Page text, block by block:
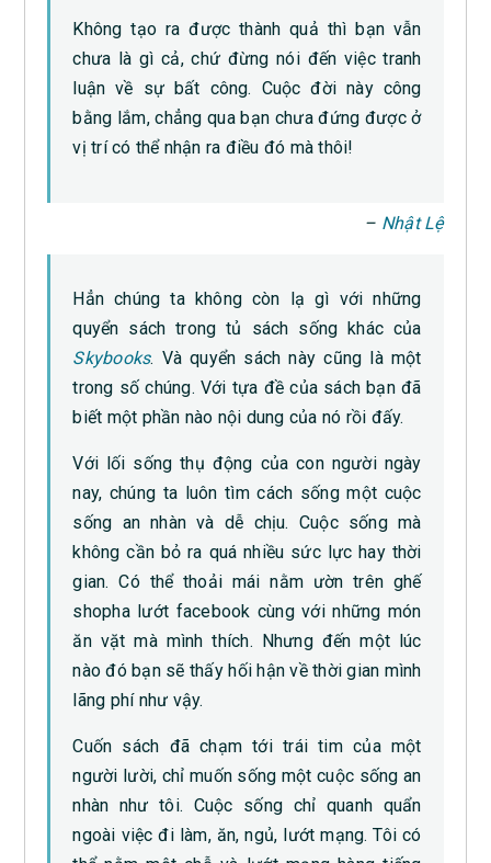
Không tạo ra được thành quả thì bạn vẫn
chưa là gì cả, chứ đừng nói đến việc tranh
luận về sự bất công. Cuộc đời này công
bằng lắm, chẳng qua bạn chưa đứng được ở
vị trí có thể nhận ra điều đó mà thôi!
– Nhật Lệ
Hẳn chúng ta không còn lạ gì với những
quyển sách trong tủ sách sống khác của
Skybooks. Và quyển sách này cũng là một
trong số chúng. Với tựa đề của sách bạn đã
biết một phần nào nội dung của nó rồi đấy.
Với lối sống thụ động của con người ngày
nay, chúng ta luôn tìm cách sống một cuộc
sống an nhàn và dễ chịu. Cuộc sống mà
không cần bỏ ra quá nhiều sức lực hay thời
gian. Có thể thoải mái nằm ườn trên ghế
shopha lướt facebook cùng với những món
ăn vặt mà mình thích. Nhưng đến một lúc
nào đó bạn sẽ thấy hối hận về thời gian mình
lãng phí như vậy.
Cuốn sách đã chạm tới trái tim của một
người lười, chỉ muốn sống một cuộc sống an
nhàn như tôi. Cuộc sống chỉ quanh quẩn
ngoài việc đi làm, ăn, ngủ, lướt mạng. Tôi có